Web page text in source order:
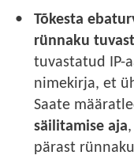
Tõkesta
rünnaku
tuvastatud IP-
nimekirja, et
Saate
säilitamise aja
pärast